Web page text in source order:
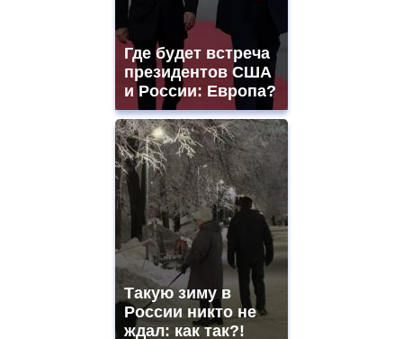
Где будет встреча
президентов США
и России: Европа?
Такую зиму в
России никто не
ждал: как так?!